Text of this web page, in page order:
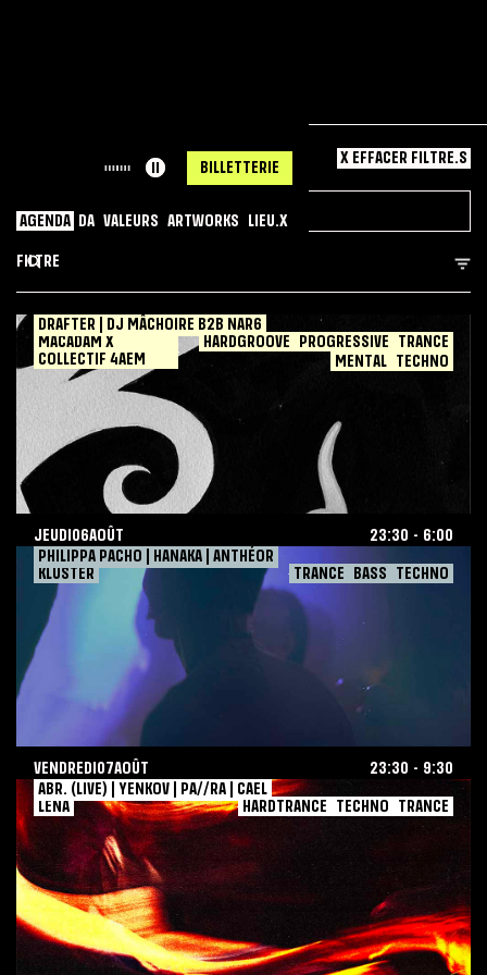
BILLETTERIE
ll
AGENDA DA VALEURS ARTWORKS LIEU.X
ARCHIVES X EFFACER FILTRE.S
FILTRE
JEUDI06AOÛT 23:30- 6:00
DRAFTER | DJ MÂCHOIRE B2B NAR6
MACADAM X
COLLECTIF 4AEMTRANCE
PROGRESSIVE
HARDGROOVE
TECHNO
MENTAL
TRANCE
PROGRESSIVE
HARDGROOVE
TECHNO
MENTAL
JEUDI 06AOÛT 23:30 - 6:00
4AEM
Nuit
August
2026-08-06
VENDREDI 07AOÛT 23:30- 9:30
PHILIPPA PACHO | HANAKA | ANTHÉOR
KLUSTER
TECHNO
BASS
TECHNO
BASS
TRANCE
VENDREDI 07AOÛT 23:30 - 9:30
KLUSTER
Nuit
August
7,
2026
2026-08-07
SAMEDI08AOÛT23:30 7:00
ABR. (LIVE) | YENKOV | PA//RA | CAEL
LENA
TRANCE
TECHNO
HARDTRANCE
TRANCE
TECHNO
HARDTRANCE